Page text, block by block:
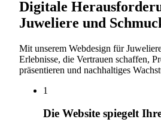
Digitale
Juweliere und
Mit unserem Webdesign für
Erlebnisse, die Vertrauen schaffen,
präsentieren und nachhaltiges
1
Die Website spiegelt